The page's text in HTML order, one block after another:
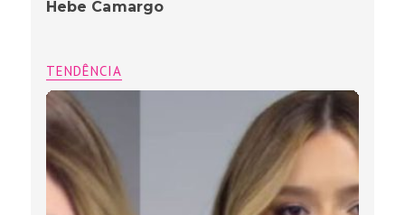
Hebe Camargo
TENDÊNCIA